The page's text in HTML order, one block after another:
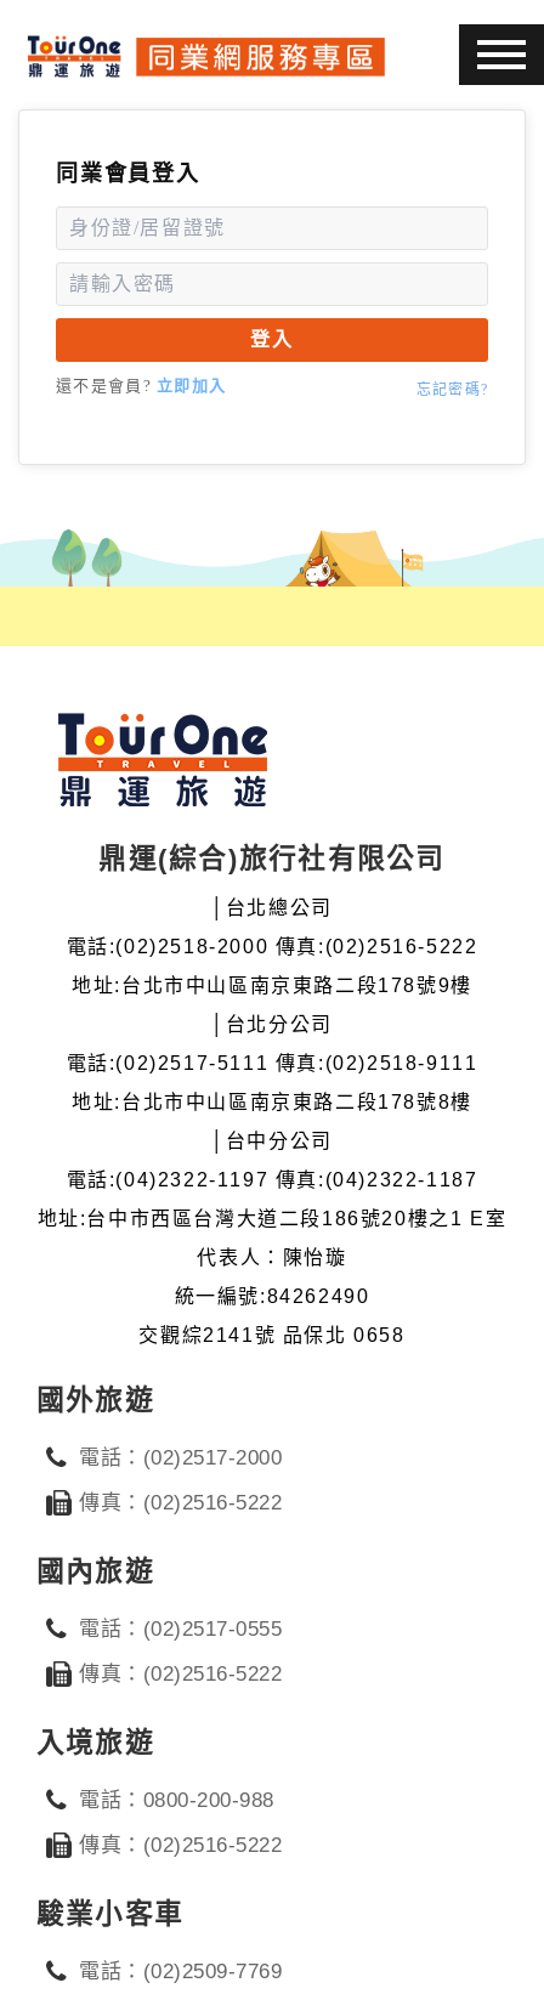
同業會員登入
登入
還不是會員? 立即加入 忘記密碼?
鼎運(綜合)旅行社有限公司
│台北總公司
電話:(02)2518-2000 傳真:(02)2516-5222
地址:台北市中山區南京東路二段178號9樓
│台北分公司
電話:(02)2517-5111 傳真:(02)2518-9111
地址:台北市中山區南京東路二段178號8樓
│台中分公司
電話:(04)2322-1197 傳真:(04)2322-1187
地址:台中市西區台灣大道二段186號20樓之1 E室
代表人：陳怡璇
統一編號:84262490
交觀綜2141號 品保北 0658
國外旅遊
電話：(02)2517-2000
傳真：(02)2516-5222
國內旅遊
電話：(02)2517-0555
傳真：(02)2516-5222
入境旅遊
電話：0800-200-988
傳真：(02)2516-5222
駿業小客車
電話：(02)2509-7769